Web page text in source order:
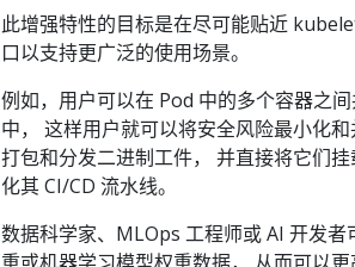
此增强特性的目标是在尽可能贴近
口以支持更广泛的使用场景。
例如，用户可以在 Pod 中的多个容器之
中， 这样用户就可以将安全风险最小化
打包和分发二进制工件， 并直接将它们
化其 CI/CD 流水线。
数据科学家、MLOps 工程师或 AI 开发